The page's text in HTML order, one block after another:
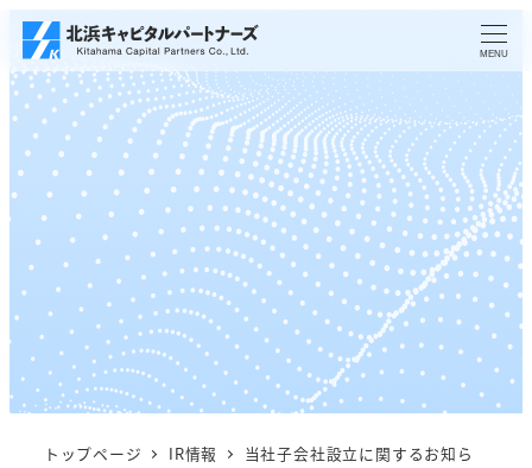
メ
イ
ン
コ
ン
テ
ン
へ
移
MENU
トップページ IR情報
当社子会社設立に関するお知ら